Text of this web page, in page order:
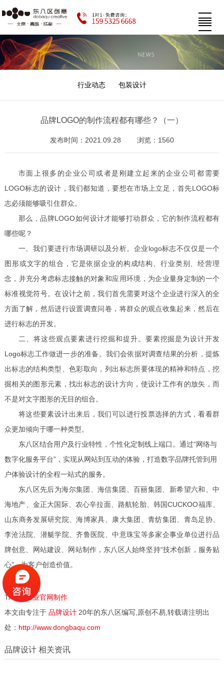
行业动态 包装设计
品牌LOGO的制作流程都有哪些？（一）
发布时间：2021.09.28 浏览：1560
市面上很多的企业公司或者是刚建立起来的企业公司都需要
LOGO标志的设计，我们都知道，要想在市场上立足，首先LOGO标
志必须能够吸引住群众。
那么，品牌LOGO如何设计才能够打动群众，它的制作流程都有
哪些呢？
一、我们要进行市场调研以及分析。企业logo标志不仅仅是一个
图形或文字的组合，它是依据企业的构成结构、行业类别、经营理
念，并充分考虑标志接触的对象和应用环境，为企业量身定制的一个
标准视觉符号。在设计之前，我们首先需要对这个企业进行深入的全
方面了解，然后进行设置调查问卷，将群众的观点收集起来，然后在
进行标志的开发。
二、将这些观点要素进行挖掘和提升。要素挖掘是为设计开发
Logo标志工作做进一步的准备。我们会依据对调查结果的分析，提炼
出标志的结构类型、色彩取向，列出标志所要体现的精神和特点，挖
掘相关的图形元素，找出标志的设计方向，使设计工作有的放矢，而
不是对文字图形的无目的组合。
将这些要素设计出来后，我们可以进行投票选择的方式，看看群
众更加倾向于哪一种类型。
东八区结合用户及行业特性，个性化定制线上端口。通过“网络与
数字化服务平台”，实现从网站到互动的体验，打造数字品牌托管到用
户体验设计的全程一站式的服务。
东八区先后为海尔集团、海信集团、百丽集团、新希望六和、中
海地产、金正大国际、农心辛拉面、路航轮胎、韩国CUCKOO福库、
山东商务发展研究院、海博家具、康大集团、青纺集团、青岛足协、
李沧法院、潜艇学院、齐鲁医院、中意珠宝等多家企事业单位进行品
牌创意、网站建设、网站制作，东八区人始终坚持“技术创新，服务贴
心”，为客户创造价值。
TAG：企业官网制作
本文由专注于 品牌设计20年的东八区编写,原创不易,转载请注明出
处： http://www.dongbaqu.com
品牌设计 相关资讯